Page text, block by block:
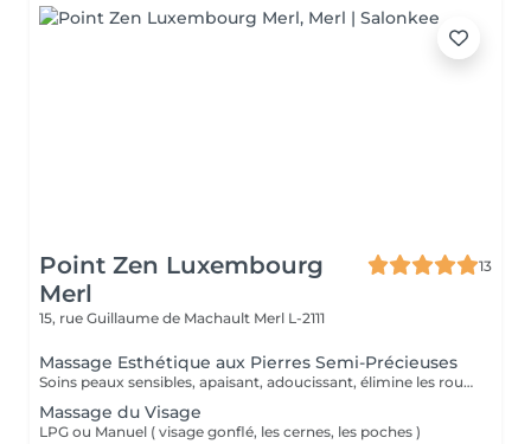
Point Zen Luxembourg
Merl
13
15, rue Guillaume de Machault Merl L-2111
Massage Esthétique aux Pierres Semi-Précieuses
Soins peaux sensibles, apaisant, adoucissant, élimine les rougeurs
Massage du Visage
LPG ou Manuel ( visage gonflé, les cernes, les poches )